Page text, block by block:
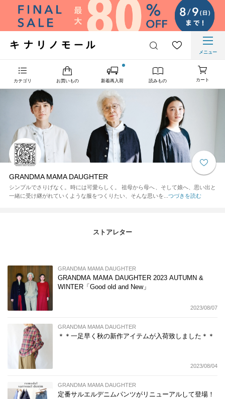
メニュー
カテゴリ お買いもの 新着再入荷 読みもの カート
GRANDMA MAMA DAUGHTER
シンプルでさりげなく。時には可愛らしく。 祖母から母へ、そして娘へ、思い出と
一緒に受け継がれていくような服をつくりたい、そんな思いを... つづきを読む
ストアレター
GRANDMA MAMA DAUGHTER
GRANDMA MAMA DAUGHTER 2023 AUTUMN &
WINTER「Good old and New」
2023/08/07
GRANDMA MAMA DAUGHTER
＊＊一足早く秋の新作アイテムが入荷致しました＊＊
2023/08/04
GRANDMA MAMA DAUGHTER
定番サルエルデニムパンツがリニューアルして登場！